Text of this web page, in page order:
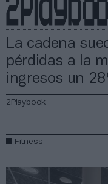
La cadena
pérdidas a la
ingresos un
2Playbook
Fitness